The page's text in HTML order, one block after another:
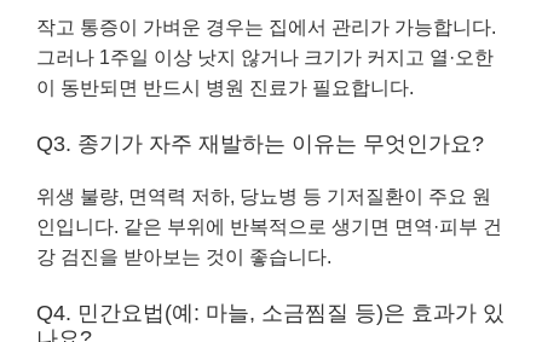
작고 통증이 가벼운 경우는 집에서 관리가 가능합니다.
그러나 1주일 이상 낫지 않거나 크기가 커지고 열·오한
이 동반되면 반드시 병원 진료가 필요합니다.
Q3. 종기가 자주 재발하는 이유는 무엇인가요?
위생 불량, 면역력 저하, 당뇨병 등 기저질환이 주요 원
인입니다. 같은 부위에 반복적으로 생기면 면역·피부 건
강 검진을 받아보는 것이 좋습니다.
Q4. 민간요법(예: 마늘, 소금찜질 등)은 효과가 있